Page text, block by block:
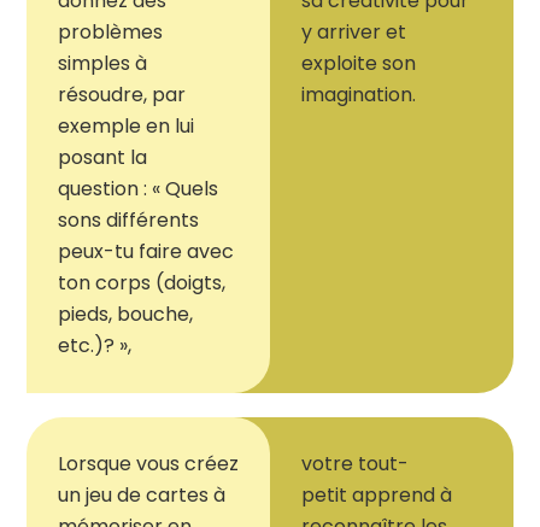
problèmes
simples à
résoudre, par
exemple en lui
posant la
question : « Quels
sons différents
peux-tu faire avec
ton corps (doigts,
pieds, bouche,
etc.)? »,
y arriver et
exploite son
imagination.
Lorsque vous créez
un jeu de cartes à
votre tout-
petit apprend à